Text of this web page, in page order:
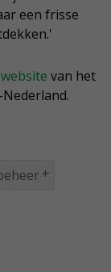
een frisse
van het